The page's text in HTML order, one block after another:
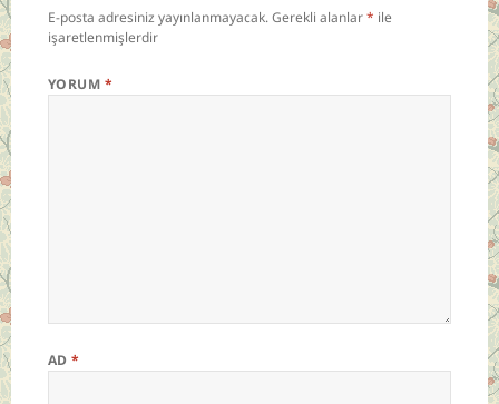
E-posta adresiniz yayınlanmayacak.Gerekli alanlar* ile
işaretlenmişlerdir
YORUM *
AD*